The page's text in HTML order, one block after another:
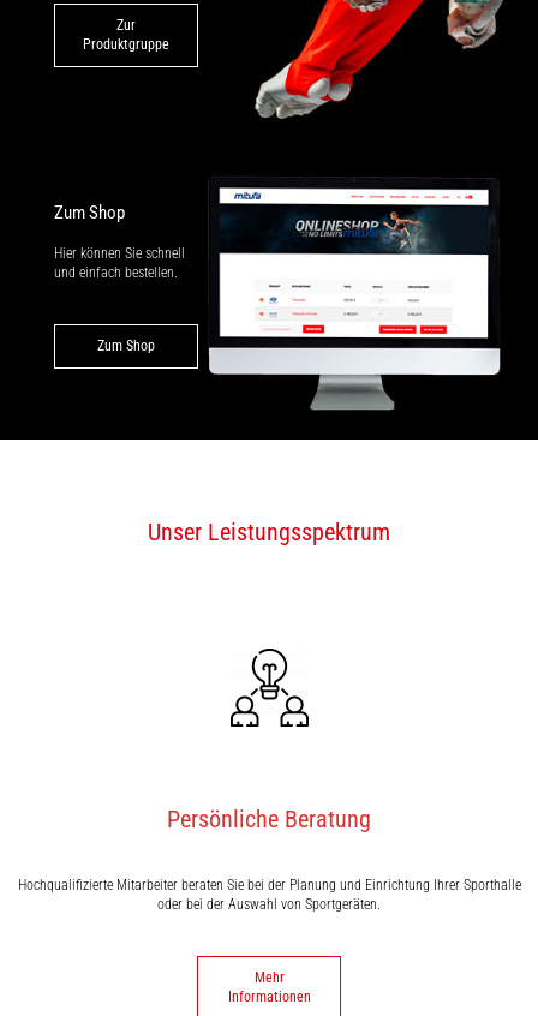
Zur
Produktgruppe
Zum Shop
Hier können Sie schnell
und einfach bestellen.
Zum Shop
Unser Leistungsspektrum
Persönliche Beratung
Hochqualifizierte Mitarbeiter beraten Sie bei der Planung und Einrichtung Ihrer Sporthalle
oder bei der Auswahl von Sportgeräten.
Mehr
Informationen